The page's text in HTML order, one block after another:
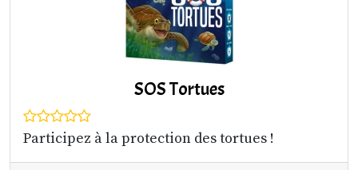
SOS Tortues
Participez à la protection des tortues !